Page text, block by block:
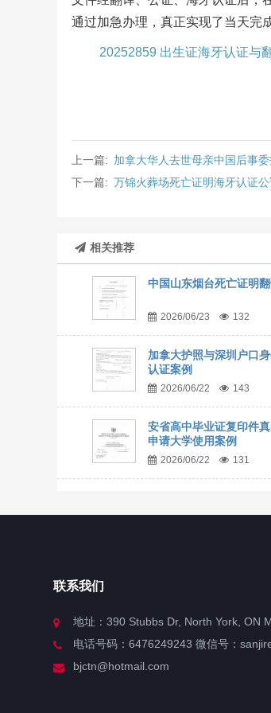
通过加急办理，真正实现了当天完
20252859 出生证海牙认证与
上一篇: 加拿大华人去世母亲中国后事
下一篇: 万锦火葬场死亡证明海牙认证
相关推荐
中国山东烟台死亡证明
2026/06/23 132
加拿大护照与深圳户口
认证案例
2026/06/22 143
安省高中毕业证复印件
申请大学使用案例
2026/06/22 131
联系我们
地址：390 Stubbs Dr, North York, ON
电话号码：6476249243 微信号：
bjctn@hotmail.com